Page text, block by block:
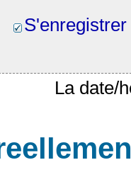
S'enregistrer
La date/